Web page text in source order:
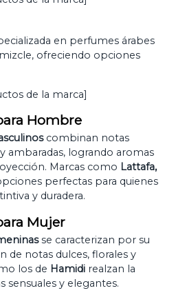
en perfumes árabes
ofreciendo opciones
de la marca]
Hombre
combinan notas
ambaradas, logrando aromas
Marcas como Lattafa,
perfectas para quienes
y duradera.
Mujer
se caracterizan por su
de notas dulces, florales y
los de Hamidi realzan la
sensuales y elegantes.